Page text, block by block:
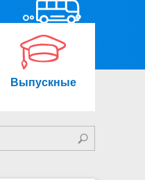
Выпускные